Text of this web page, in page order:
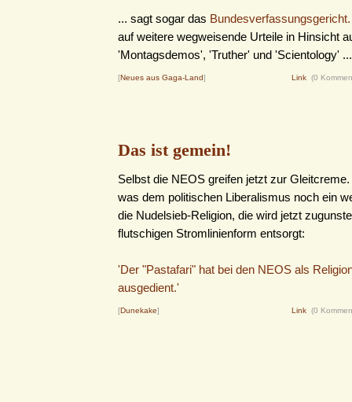
... sagt sogar das Bundesverfassungsgericht.
auf weitere wegweisende Urteile in Hinsicht
'Montagsdemos', 'Truther' und 'Scientology' ...
[Neues aus Gaga-Land] Link (0
Das ist gemein!
Selbst die NEOS greifen jetzt zur
was dem politischen Liberalismus noch ein
die Nudelsieb-Religion, die wird jetzt
flutschigen Stromlinienform entsorgt:
'Der "Pastafari" hat bei den NEOS als
ausgedient.'
[Dunekake] Link (0